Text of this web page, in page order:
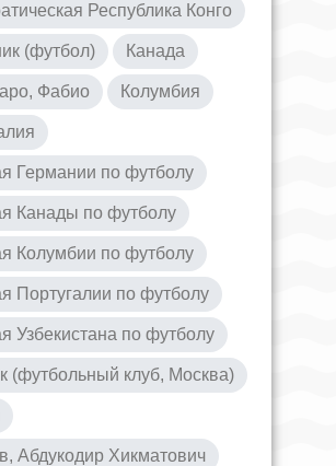
Республика Конго
(футбол) Канада
Фабио Колумбия
Германии по футболу
Канады по футболу
Колумбии по футболу
Португалии по футболу
Узбекистана по футболу
(футбольный клуб, Москва)
Абдукодир Хикматович